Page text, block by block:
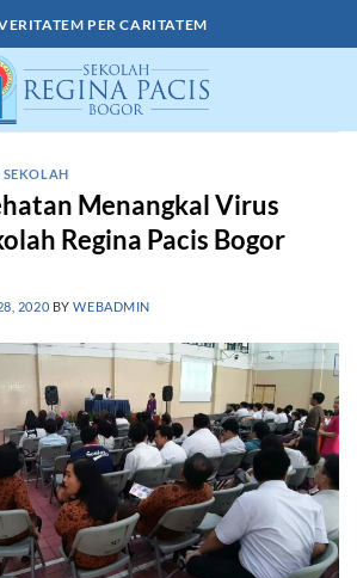
PER CARITATEM
SEKOLAH
Menangkal Virus
Regina Pacis Bogor
2020 BYWEBADMIN